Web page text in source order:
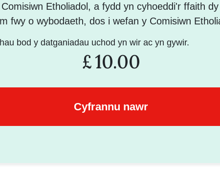
Etholiadol, a fydd yn cyhoeddi'r ffaith
fwy o wybodaeth, dos i wefan y Comisiwn
bod y datganiadau uchod yn wir ac yn gywir.
£10.00